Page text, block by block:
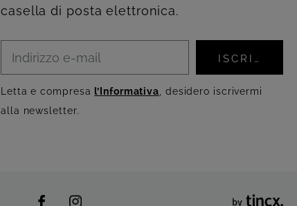
casella di posta elettronica.
ISCRIVITI
Letta e compresa l’Informativa , desidero iscrivermi
alla newsletter.